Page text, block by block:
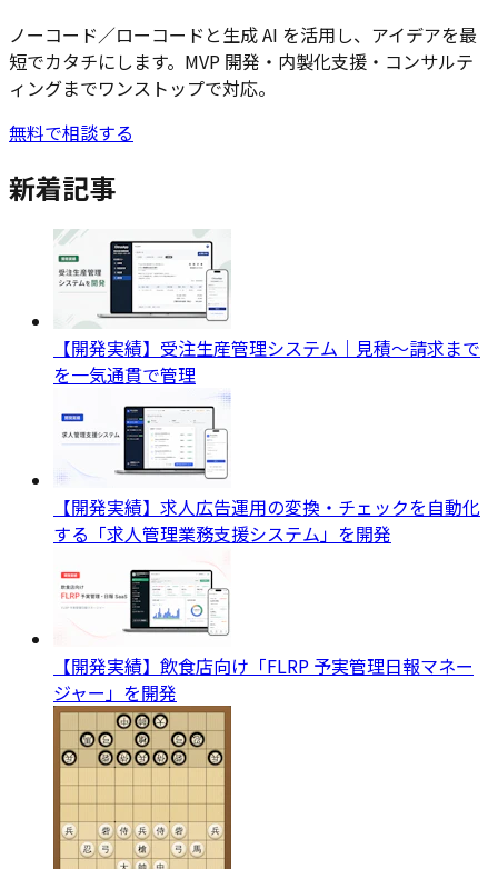
ノーコード／ローコードと生成 AI を活用し、アイデアを最
短でカタチにします。MVP 開発・内製化支援・コンサルテ
ィングまでワンストップで対応。
無料で相談する
新着記事
【開発実績】受注生産管理システム｜見積〜請求まで
を一気通貫で管理
【開発実績】求人広告運用の変換・チェックを自動化
する「求人管理業務支援システム」を開発
【開発実績】飲食店向け「FLRP 予実管理日報マネー
ジャー」を開発